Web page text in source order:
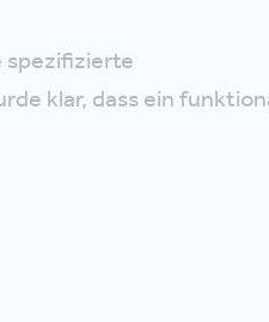
spezifizierte
klar, dass ein